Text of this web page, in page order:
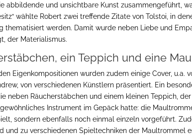
abbildende und unsichtbare Kunst zusammengeführt,
wählte Robert zwei treffende Zitate von Tolstoi, in
thematisiert werden. Damit wurde neben Liebe und
der Materialismus.
ein Teppich und eine
Eigenkompositionen wurden zudem einige Cover, u.a.
von verschiedenen Künstlern präsentiert. Ein
neben Räucherstäbchen und einem kleinen Teppich,
Instrument im Gepäck hatte: die
sondern ebenfalls noch einmal einzeln vorgeführt.
und zu verschiedenen Spieltechniken der Maultrommel